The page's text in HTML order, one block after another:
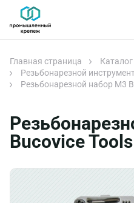
Главная страница Каталог
Резьбонарезной
Резьбонарезной набор М3
Bucovice Tools